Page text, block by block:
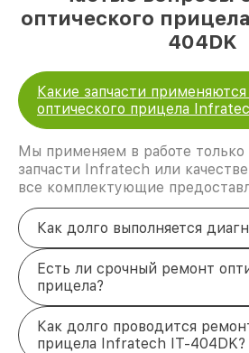
оптического
404DK
Какие запчасти
оптического прицела
Мы применяем в работе
запчасти Infratech или
все комплектующие
Как долго выполняется
Есть ли срочный ремонт
прицела?
Как долго проводится
прицела Infratech IT-404DK?